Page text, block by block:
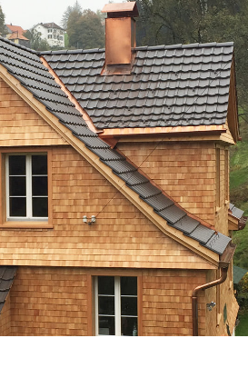
AKTUELLES
FUSSENEGGER
REFERENZEN
KONTAKT